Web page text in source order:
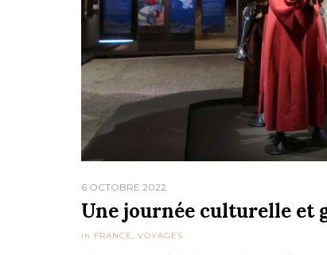
6 OCTOBRE 2022
Une journée culturelle et
In FRANCE, VOYAGES